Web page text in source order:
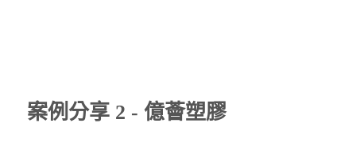
案例分享 2 - 億薈塑膠